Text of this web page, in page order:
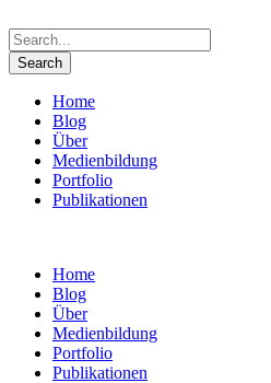
Home
Blog
Über
Medienbildung
Portfolio
Publikationen
Home
Blog
Über
Medienbildung
Portfolio
Publikationen